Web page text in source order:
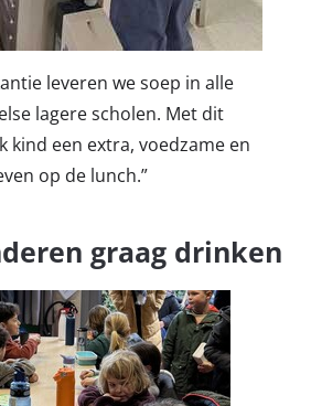
leveren we soep in alle
lagere scholen. Met dit
kind een extra, voedzame en
op de lunch.”
graag drinken